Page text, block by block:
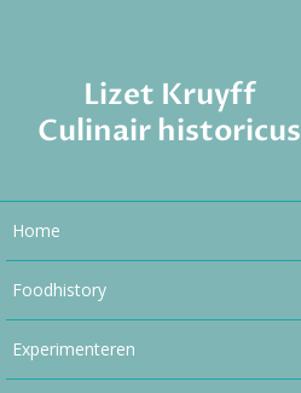
Lizet Kruyff
Culinair historicus
Home
Foodhistory
Experimenteren